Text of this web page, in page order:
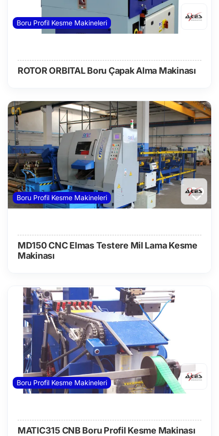
Boru Profil Kesme Makineleri
ROTOR ORBITAL Boru Çapak Alma Makinası
Boru Profil Kesme Makineleri
MD150 CNC Elmas Testere Mil Lama Kesme
Makinası
Boru Profil Kesme Makineleri
MATIC315 CNB Boru Profil Kesme Makinası